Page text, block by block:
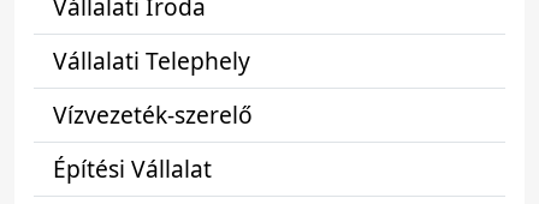
Vállalati Telephely
Vízvezeték-szerelő
Építési Vállalat